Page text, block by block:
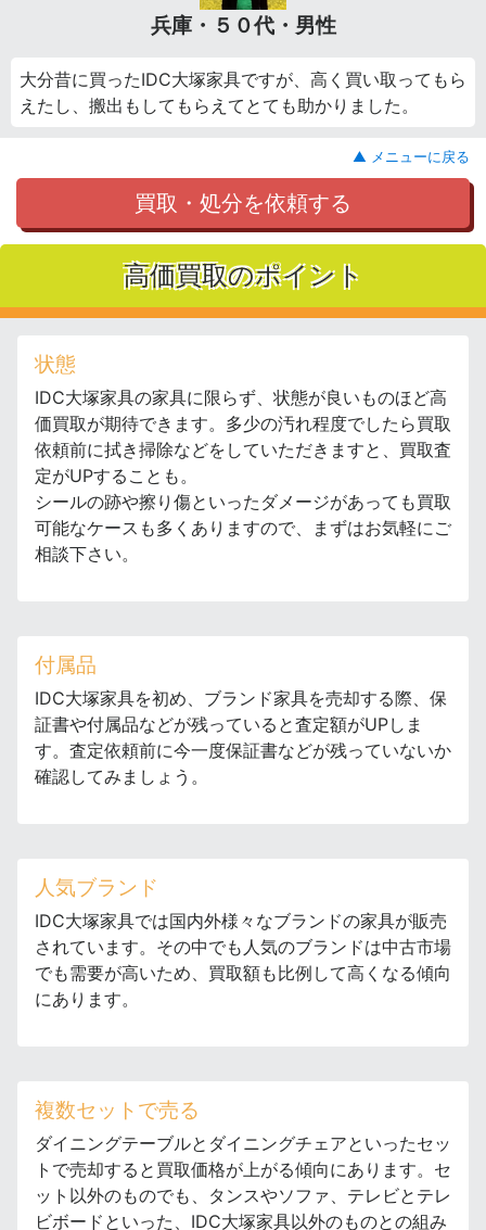
兵庫・５０代・男性
大分昔に買ったIDC大塚家具ですが、高く買い取ってもら
えたし、搬出もしてもらえてとても助かりました。
▲ メニューに戻る
買取・処分を依頼する
高価買取のポイント
状態
IDC大塚家具の家具に限らず、状態が良いものほど高
価買取が期待できます。多少の汚れ程度でしたら買取
依頼前に拭き掃除などをしていただきますと、買取査
定がUPすることも。
シールの跡や擦り傷といったダメージがあっても買取
可能なケースも多くありますので、まずはお気軽にご
相談下さい。
付属品
IDC大塚家具を初め、ブランド家具を売却する際、保
証書や付属品などが残っていると査定額がUPしま
す。査定依頼前に今一度保証書などが残っていないか
確認してみましょう。
人気ブランド
IDC大塚家具では国内外様々なブランドの家具が販売
されています。その中でも人気のブランドは中古市場
でも需要が高いため、買取額も比例して高くなる傾向
にあります。
複数セットで売る
ダイニングテーブルとダイニングチェアといったセッ
トで売却すると買取価格が上がる傾向にあります。セ
ット以外のものでも、タンスやソファ、テレビとテレ
ビボードといった、IDC大塚家具以外のものとの組み